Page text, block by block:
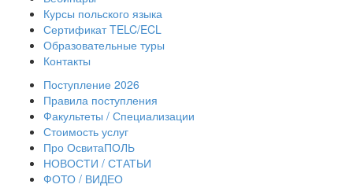
Курсы польского языка
Сертификат TELC/ECL
Образовательные туры
Контакты
Поступление 2026
Правила поступления
Факультеты / Специализации
Стоимость услуг
Про ОсвитаПОЛЬ
НОВОСТИ / СТАТЬИ
ФОТО / ВИДЕО